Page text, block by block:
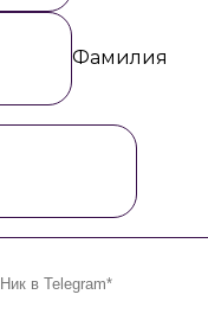
Фамилия